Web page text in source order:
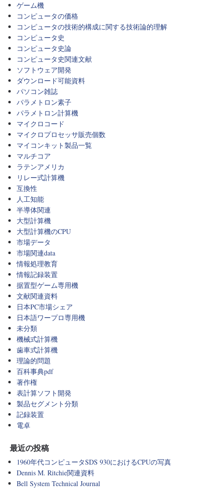
ゲーム機
コンピュータの価格
コンピュータの技術的構成に関する技術論的理解
コンピュータ史
コンピュータ史論
コンピュータ史関連文献
ソフトウェア開発
ダウンロード可能資料
パソコン雑誌
パラメトロン素子
パラメトロン計算機
マイクロコード
マイクロプロセッサ販売個数
マイコンキット製品一覧
マルチコア
ラテンアメリカ
リレー式計算機
互換性
人工知能
半導体関連
大型計算機
大型計算機のCPU
市場データ
市場関連data
情報処理教育
情報記録装置
据置型ゲーム専用機
文献関連資料
日本PC市場シェア
日本語ワープロ専用機
未分類
機械式計算機
歯車式計算機
理論的問題
百科事典pdf
著作権
表計算ソフト開発
製品セグメント分類
記録装置
電卓
最近の投稿
1960年代コンピュータSDS 930におけるCPUの写真
Dennis M. Ritchie関連資料
Bell System Technical Journal